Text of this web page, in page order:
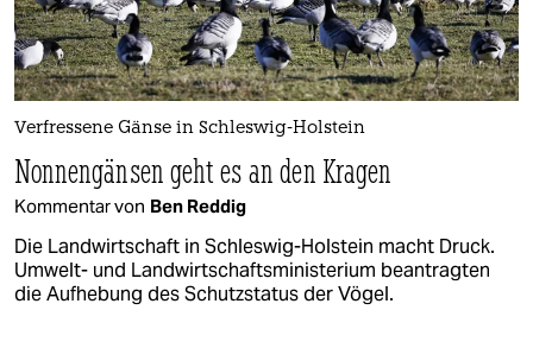
Verfressene Gänse in Schleswig-Holstein
Nonnengänsen geht es an den Kragen
Kommentar von Ben Reddig
Die Landwirtschaft in Schleswig-Holstein macht Druck.
Umwelt- und Landwirtschaftsministerium beantragten
die Aufhebung des Schutzstatus der Vögel.